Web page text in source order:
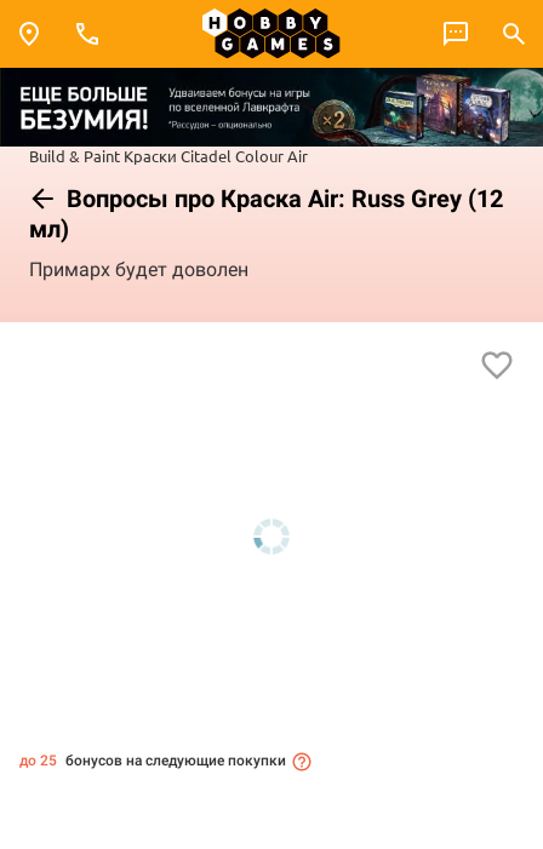
Build & Paint Краски Citadel ColourAir
Вопросы про Краска Air: Russ Grey (12
мл)
Примарх будет доволен
до 25 бонусов на следующие покупки